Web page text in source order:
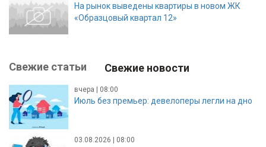
На рынок выведены квартиры в новом ЖК
«Образцовый квартал 12»
Свежие статьи Свежие новости
вчера | 08:00
Июль без премьер: девелоперы легли на дно
03.08.2026 | 08:00